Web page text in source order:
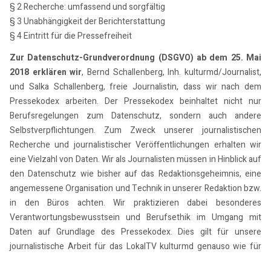
§ 2 Recherche: umfassend und sorgfältig
§ 3 Unabhängigkeit der Berichterstattung
§ 4 Eintritt für die Pressefreiheit
Zur Datenschutz-Grundverordnung (DSGVO) ab dem 25. Mai
2018 erklären wir, Bernd Schallenberg, Inh. kulturmd/Journalist,
und Salka Schallenberg, freie Journalistin, dass wir nach dem
Pressekodex arbeiten. Der Pressekodex beinhaltet nicht nur
Berufsregelungen zum Datenschutz, sondern auch andere
Selbstverpflichtungen. Zum Zweck unserer journalistischen
Recherche und journalistischer Veröffentlichungen erhalten wir
eine Vielzahl von Daten. Wir als Journalisten müssen in Hinblick auf
den Datenschutz wie bisher auf das Redaktionsgeheimnis, eine
angemessene Organisation und Technik in unserer Redaktion bzw.
in den Büros achten. Wir praktizieren dabei besonderes
Verantwortungsbewusstsein und Berufsethik im Umgang mit
Daten auf Grundlage des Pressekodex. Dies gilt für unsere
journalistische Arbeit für das LokalTV kulturmd genauso wie für